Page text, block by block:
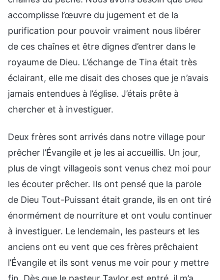
accomplisse l’œuvre du jugement et de la
purification pour pouvoir vraiment nous libérer
de ces chaînes et être dignes d’entrer dans le
royaume de Dieu. L’échange de Tina était très
éclairant, elle me disait des choses que je n’avais
jamais entendues à l’église. J’étais prête à
chercher et à investiguer.
Deux frères sont arrivés dans notre village pour
prêcher l’Évangile et je les ai accueillis. Un jour,
plus de vingt villageois sont venus chez moi pour
les écouter prêcher. Ils ont pensé que la parole
de Dieu Tout-Puissant était grande, ils en ont tiré
énormément de nourriture et ont voulu continuer
à investiguer. Le lendemain, les pasteurs et les
anciens ont eu vent que ces frères prêchaient
l’Évangile et ils sont venus me voir pour y mettre